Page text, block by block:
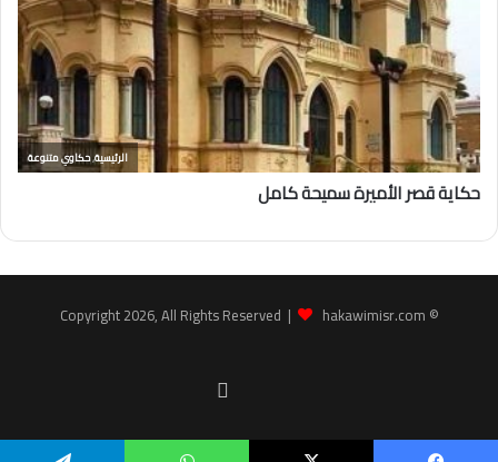
© Copyright 2026, All Rights Reserved |
hakawimisr.com